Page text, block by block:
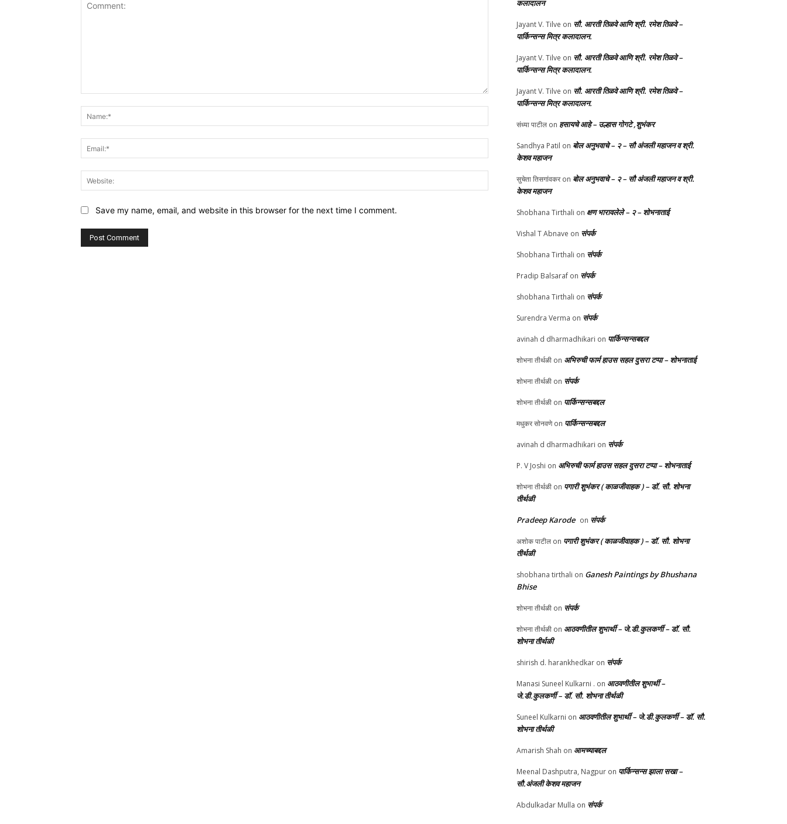
Website:
Save my name, email, and website in this browser for the next time I comment.
कलादालन
Jayant V. Tilve on सौ. आरती तिळवे आणि श्री. रमेश तिळवे –
पार्किन्सन्स मित्र कलादालन.
Jayant V. Tilve on सौ. आरती तिळवे आणि श्री. रमेश तिळवे –
पार्किन्सन्स मित्र कलादालन.
Jayant V. Tilve on सौ. आरती तिळवे आणि श्री. रमेश तिळवे –
पार्किन्सन्स मित्र कलादालन.
संध्या पाटील on हसायचे आहे – उल्हास गोगटे ,शुभंकर
Sandhya Patil on बोल अनुभवाचे – २ – सौ अंजली महाजन व श्री.
केशव महाजन
सुचेता तिसगांवकरon बोल अनुभवाचे – २ – सौ अंजली महाजन व श्री.
केशव महाजन
Shobhana Tirthali on क्षण भारावलेले – २ – शोभनाताई
Vishal T Abnave on संपर्क
Shobhana Tirthali on संपर्क
Pradip Balsaraf on संपर्क
shobhana Tirthali on संपर्क
Surendra Verma on संपर्क
avinah d dharmadhikari on पार्किन्सन्सबद्दल
शोभना तीर्थळी on अभिरुची फार्म हाउस सहल दुसरा टप्पा – शोभनाताई
शोभना तीर्थळी on संपर्क
शोभना तीर्थळी on पार्किन्सन्सबद्दल
मधुकर सोनवणेon पार्किन्सन्सबद्दल
avinah d dharmadhikari on संपर्क
P. V Joshi on अभिरुची फार्म हाउस सहल दुसरा टप्पा – शोभनाताई
शोभना तीर्थळी on पगारी शुभंकर ( काळजीवाहक ) – डॉ. सौ. शोभना
तीर्थळी
Pradeep Karode on संपर्क
अशोक पाटील on पगारी शुभंकर ( काळजीवाहक ) – डॉ. सौ. शोभना
तीर्थळी
shobhana tirthali on Ganesh Paintings by Bhushana
Bhise
शोभना तीर्थळी on संपर्क
शोभना तीर्थळी on आठवणीतील शुभार्थी – जे.डी.कुलकर्णी – डॉ. सौ.
शोभना तीर्थळी
shirish d. harankhedkar on संपर्क
Manasi Suneel Kulkarni . on आठवणीतील शुभार्थी –
जे.डी.कुलकर्णी – डॉ. सौ. शोभना तीर्थळी
Suneel Kulkarni on आठवणीतील शुभार्थी – जे.डी.कुलकर्णी – डॉ. सौ.
शोभना तीर्थळी
Amarish Shah on आमच्याबद्दल
Meenal Dashputra, Nagpur on पार्किन्सन्स झाला सखा –
सौ.अंजली केशव महाजन
Abdulkadar Mulla on संपर्क